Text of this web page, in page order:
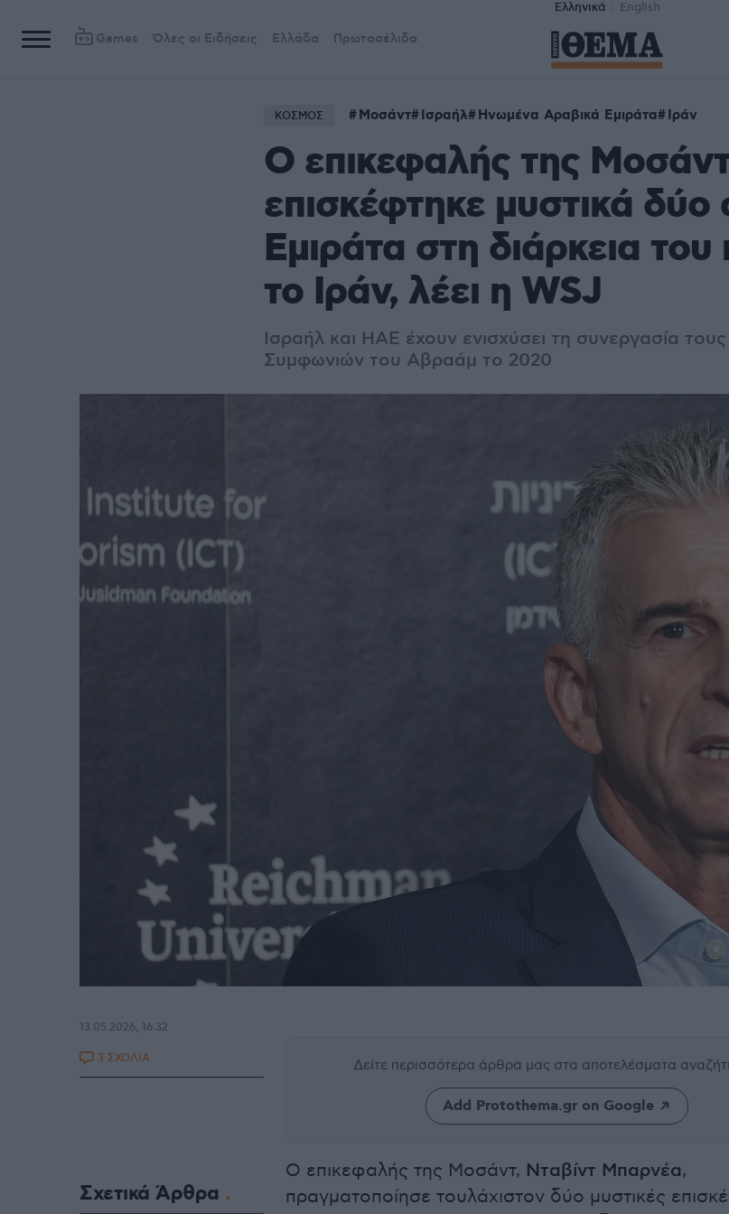
Ελληνικά English
Games Όλες οι Ειδήσεις Ελλάδα Πρωτοσέλιδα
ΚΟΣΜΟΣ Μοσάντ Ισραήλ Ηνωμένα Αραβικά Εμιράτα Ιράν
Ο επικεφαλής της
επισκέφτηκε μυστικά
Εμιράτα στη διάρκεια
το Ιράν, λέει η WSJ
Ισραήλ και ΗΑΕ έχουν ενισχύσει τη συνεργασία τους
Συμφωνιών του Αβραάμ το 2020
Δείτε περισσότερα άρθρα μας στα αποτελέσματα
Add Protothema.gr on Google
Ο επικεφαλής της Μοσάντ, Νταβίντ Μπαρνέα,
πραγματοποίησε τουλάχιστον δύο μυστικές
13.05.2026, 16:32
3 ΣΧΟΛΙΑ
Σχετικά Άρθρα